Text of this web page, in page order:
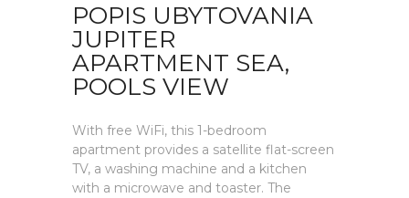
POPIS UBYTOVANIA
JUPITER
APARTMENT SEA,
POOLS VIEW
With free WiFi, this 1-bedroom
apartment provides a satellite flat-screen
TV, a washing machine and a kitchen
with a microwave and toaster. The